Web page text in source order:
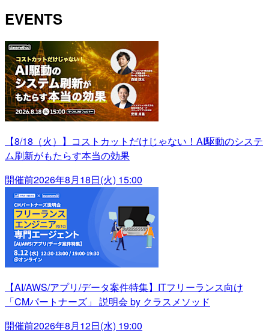
EVENTS
【8/18（火）】コストカットだけじゃない！AI駆動のシステ
ム刷新がもたらす本当の効果
開催前2026年8月18日(火) 15:00
【AI/AWS/アプリ/データ案件特集】ITフリーランス向け
「CMパートナーズ」 説明会 by クラスメソッド
開催前2026年8月12日(水) 19:00